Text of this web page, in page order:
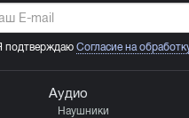
подтверждаю Согласие на
Аудио
Наушники